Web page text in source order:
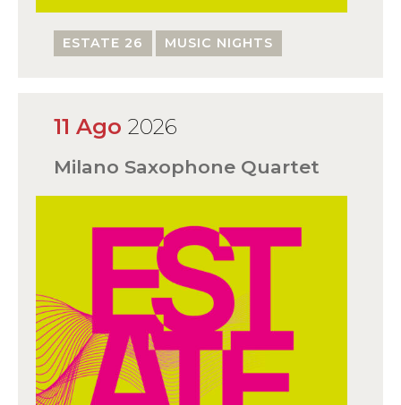
ESTATE 26 MUSIC NIGHTS
11 Ago 2026
Milano Saxophone Quartet